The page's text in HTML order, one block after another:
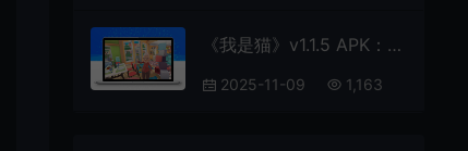
《我是猫》v1.1.5 APK：沉浸式猫咪模拟捣蛋游戏
2025-11-09 1,163